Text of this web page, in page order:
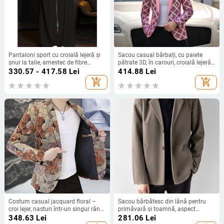
Pantaloni sport cu croială lejeră și
șnur la talie, amestec de fibre
acetate, nasturi în 3 rânduri, vara
330.57 - 417.58 Lei
add_shopping_cart
Sacou casual bărbați, cu paiete
pătrate 3D, în carouri, croială lejeră,
mâneci lungi, închidere cu un
nasture, potrivit primăvară-toamnă
pentru nunți
414.88 Lei
add_shopping_cart
Costum casual jacquard floral –
croi lejer, nasturi într-un singur rând,
rever de sacou, țesătură poliester
348.63 Lei
Sacou bărbătesc din lână pentru
primăvară și toamnă, aspect
premium, lână mai groasă, stil
281.06 Lei